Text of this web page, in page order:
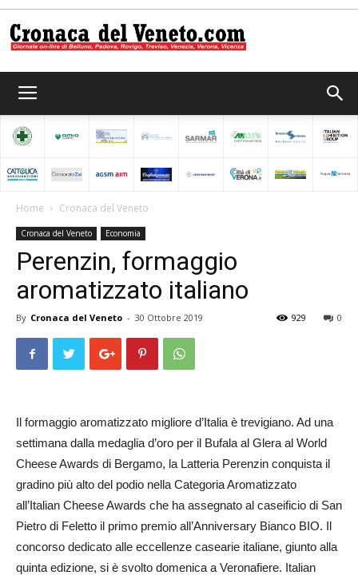
del
Home Cronaca del Veneto
Cronaca del Veneto Economia
Perenzin, formaggio
aromatizzato italiano
By Cronaca del Veneto - 30 Ottobre 2019 0
929
Il formaggio aromatizzato migliore d’Italia è trevigiano. Ad una
settimana dalla medaglia d’oro per il Bufala al Glera al World
Cheese Awards di Bergamo, la Latteria Perenzin conquista il
gradino più alto del podio nella Categoria Aromatizzato
all’Italian Cheese Awards che ha assegnato al caseificio di San
Pietro di Feletto il primo premio all’Anniversary Bianco BIO. Il
concorso dedicato alle eccellenze casearie italiane, giunto alla
quinta edizione, si è svolto domenica a Veronafiere. Italian